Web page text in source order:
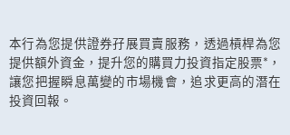
本行為您提供證券孖展買賣服務，透過槓桿為您
提供額外資金，提升您的購買力投資指定股票*，
讓您把握瞬息萬變的市場機會，追求更高的潛在
投資回報。